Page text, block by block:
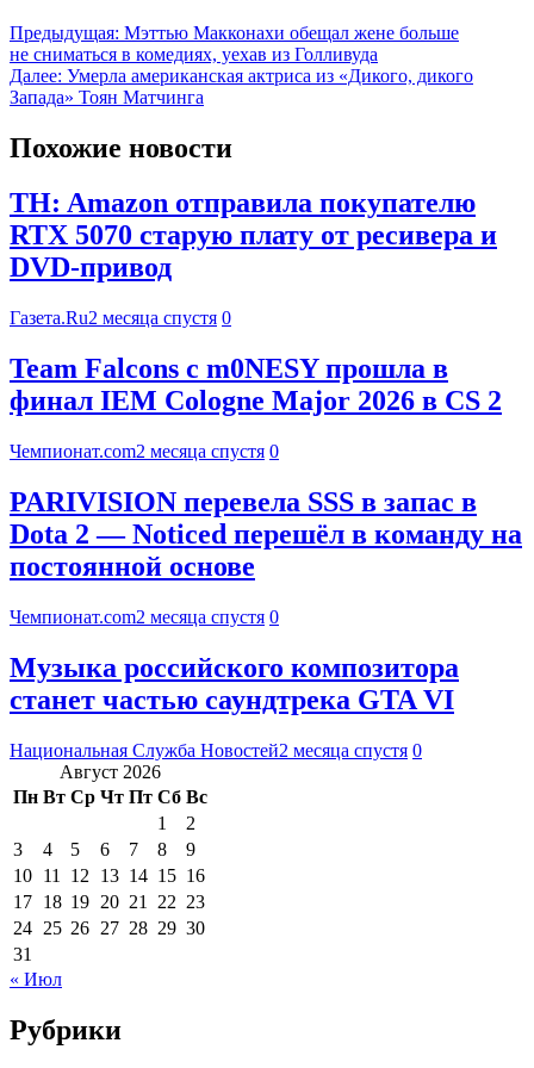
Предыдущая: Мэттью Макконахи обещал жене больше
не сниматься в комедиях, уехав из Голливуда
Далее: Умерла американская актриса из «Дикого, дикого
Запада» Тоян Матчинга
Похожие новости
TH: Amazon отправила покупателю
RTX 5070 старую плату от ресивера и
DVD-привод
Газета.Ru2 месяца спустя 0
Team Falcons с m0NESY прошла в
финал IEM Cologne Major 2026 в CS 2
Чемпионат.com2 месяца спустя 0
PARIVISION перевела SSS в запас в
Dota 2 — Noticed перешёл в команду на
постоянной основе
Чемпионат.com2 месяца спустя 0
Музыка российского композитора
станет частью саундтрека GTA VI
Национальная Служба Новостей2 месяца спустя 0
Август 2026
Пн Вт Ср Чт Пт Сб Вс
1
2
3
4 5 6 7 8
9
10 11 12 13 14 15 16
17 18 19 20 21 22 23
24 25 26 27 28 29 30
31
« Июл
Рубрики